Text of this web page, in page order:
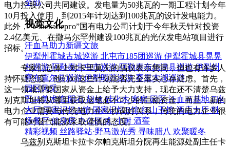
全部
视觉文化
汗血马助力新疆文旅
伊犁州霍城古城巡游 北屯市185团巡游 伊犁霍城县晃晃
村巡游 阿勒泰北屯市巡游 阿勒泰布尔津县巡游 伊犁州
察布查尔县巡游 伊犁昭苏巡游 赛里木湖巡游
园区风采
野马美术馆 陨石 胡杨 硅化木 客房 园区 汗血马基地 F座
大厅 国家记忆A馆 国家记忆B馆 红山玉馆 酒店大厅 料
场餐厅 健身房 办公区域 小厨 酒窖
精彩视频 丝路驿站·野马激光秀 寻味腊八 欢聚暖冬
电力控股公司共同建设。发电量为50兆瓦的一期工程计划今年
10月投入使用，到2015年计划达到100兆瓦的设计发电能力。
此外，“Узбекэнерго”国有电力公司计划于今年秋天针对投资
2.4亿美元、在撒马尔罕州建设100兆瓦的光伏发电站项目进行
招标。
专家们总体上对卡里莫夫的倡议表示赞同，但也有许多人
持怀疑态度，他们对这些计划能否完全落实心存疑虑。首先，
这一领域需要国家从资金上给予大力支持，现在还不清楚乌兹
别克斯坦将从哪里获取这笔必不可少的巨额资金。而且，新的
电力企业需要与传统电力企业协调好关系，传统的电力企业很
有可能对替代能源采取谨慎的态度。
乌兹别克斯坦卡拉卡尔帕克斯坦分院再生能源处副主任卡